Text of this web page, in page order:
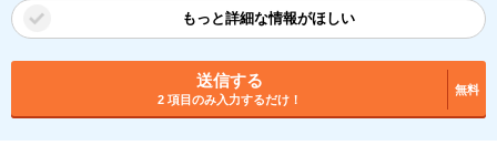
もっと詳細な情報がほしい
送信する
2 項目のみ入力するだけ！
無料